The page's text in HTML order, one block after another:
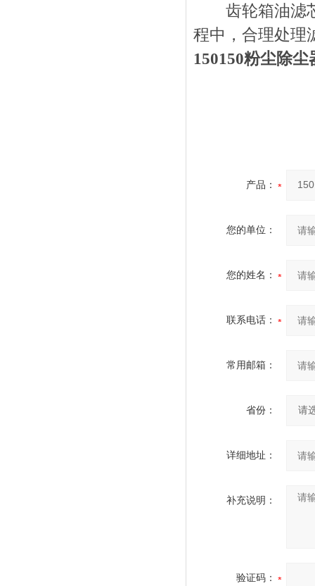
齿轮箱油滤芯
程中，合理处理
150150粉尘除
产品：
您的单位：
您的姓名：
联系电话：
常用邮箱：
省份：
详细地址：
补充说明：
验证码：